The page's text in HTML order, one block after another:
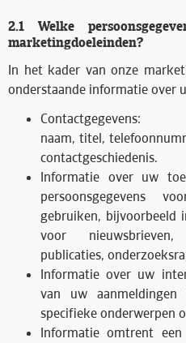
2.1 Welke
marketingdoeleinden?
In het kader van onze
onderstaande informatie over
Contactgegevens:
naam, titel,
contactgeschiedenis.
Informatie over uw
persoonsgegevens
gebruiken, bijvoorbeeld
voor
publicaties,
Informatie over uw
van uw
specifieke onderwerpen
Informatie omtrent